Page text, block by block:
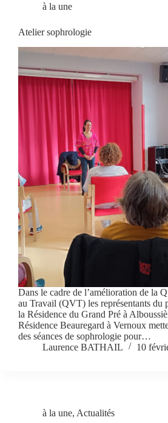
à la une
Atelier sophrologie
Dans le cadre de l’amélioration de la
au Travail (QVT) les représentants du
la Résidence du Grand Pré à
Résidence Beauregard à Vernoux
des séances de sophrologie pour…
Laurence BATHAIL
10
à la une, Actualités